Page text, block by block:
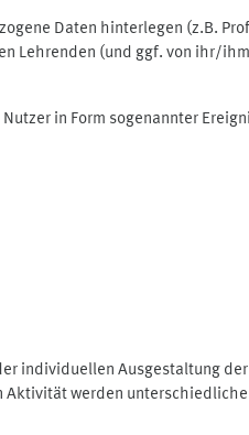
Daten hinterlegen (z.B.
Lehrenden (und ggf. von ihr/
in Form sogenannter
individuellen Ausgestaltung
werden